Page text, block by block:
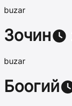
buzar
Зочин
buzar
Боогий